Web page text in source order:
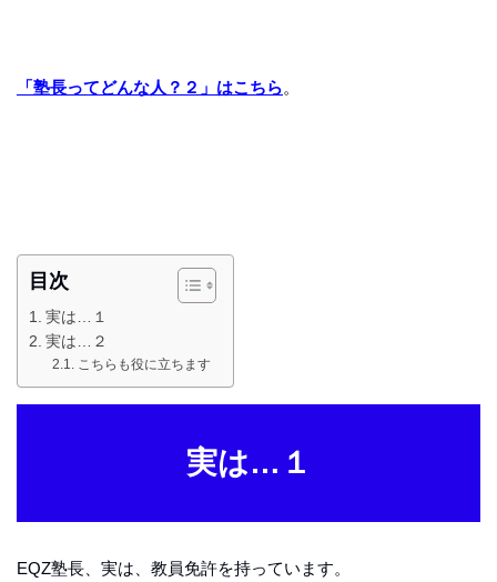
「塾長ってどんな人？２」はこちら。
目次
実は…１
実は…２
こちらも役に立ちます
実は…１
EQZ塾長、実は、教員免許を持っています。